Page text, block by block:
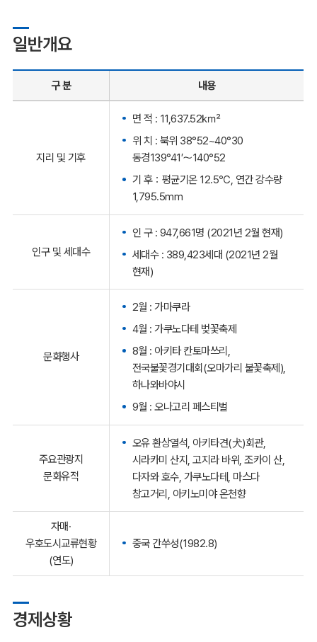
일반개요
구 분 내용
지리 및 기후
면 적 : 11,637.52㎢
위 치 : 북위 38°52~40°30
동경139°41′～140°52
기 후：평균기온 12.5℃, 연간 강수량
1,795.5mm
인구 및 세대수
인 구 : 947,661명 (2021년 2월 현재)
세대수 : 389,423세대 (2021년 2월
현재)
문화행사
2월 : 가마쿠라
4월 : 가쿠노다테 벚꽃축제
8월 : 아키타 칸토마쓰리,
전국불꽃경기대회(오마가리 불꽃축제),
하나와바야시
9월 : 오나고리 페스티벌
주요관광지
문화유적
오유 환상열석, 아키타견(犬)회관,
시라카미 산지, 고지라 바위, 조카이 산,
다자와 호수, 가쿠노다테, 마스다
창고거리, 아키노미야 온천향
자매·
우호도시교류현황
(연도)
중국 간쑤성(1982.8)
경제상황